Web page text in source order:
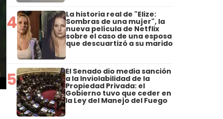
4 La historia real de "Elize:
Sombras de una mujer", la
nueva película de Netflix
sobre el caso de una esposa
que descuartizó a su marido
5 El Senado dio media sanción
a la Inviolabilidad de la
Propiedad Privada: el
Gobierno tuvo que ceder en
la Ley del Manejo del Fuego